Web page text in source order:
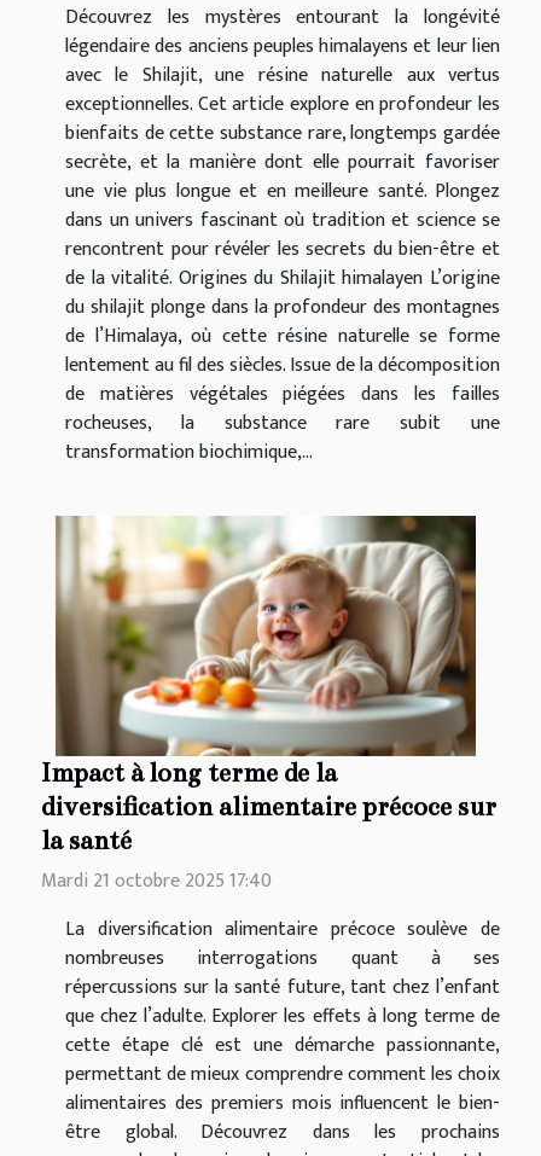
Découvrez les mystères entourant la longévité
légendaire des anciens peuples himalayens et leur lien
avec le Shilajit, une résine naturelle aux vertus
exceptionnelles. Cet article explore en profondeur les
bienfaits de cette substance rare, longtemps gardée
secrète, et la manière dont elle pourrait favoriser
une vie plus longue et en meilleure santé. Plongez
dans un univers fascinant où tradition et science se
rencontrent pour révéler les secrets du bien-être et
de la vitalité. Origines du Shilajit himalayen L’origine
du shilajit plonge dans la profondeur des montagnes
de l’Himalaya, où cette résine naturelle se forme
lentement au fil des siècles. Issue de la décomposition
de matières végétales piégées dans les failles
rocheuses, la substance rare subit une
transformation biochimique,...
Impact à long terme de la
diversification alimentaire précoce sur
la santé
Mardi 21 octobre 2025 17:40
La diversification alimentaire précoce soulève de
nombreuses interrogations quant à ses
répercussions sur la santé future, tant chez l’enfant
que chez l’adulte. Explorer les effets à long terme de
cette étape clé est une démarche passionnante,
permettant de mieux comprendre comment les choix
alimentaires des premiers mois influencent le bien-
être global. Découvrez dans les prochains